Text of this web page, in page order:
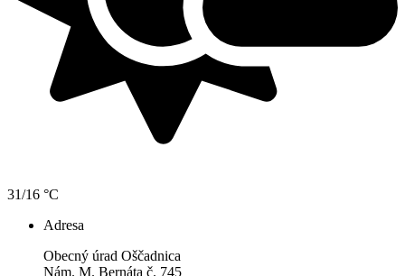
31/16 °C
Adresa
Obecný úrad Oščadnica
Nám. M. Bernáta č. 745